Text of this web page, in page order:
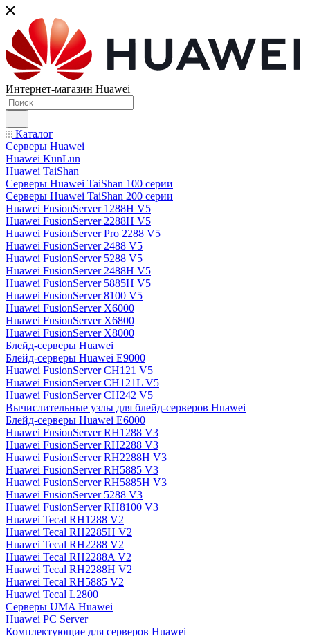
Интернет-магазин Huawei
Каталог
Серверы Huawei
Huawei KunLun
Huawei TaiShan
Серверы Huawei TaiShan 100 серии
Серверы Huawei TaiShan 200 серии
Huawei FusionServer 1288H V5
Huawei FusionServer 2288H V5
Huawei FusionServer Pro 2288 V5
Huawei FusionServer 2488 V5
Huawei FusionServer 5288 V5
Huawei FusionServer 2488H V5
Huawei FusionServer 5885H V5
Huawei FusionServer 8100 V5
Huawei FusionServer X6000
Huawei FusionServer X6800
Huawei FusionServer X8000
Блейд-серверы Huawei
Блейд-серверы Huawei E9000
Huawei FusionServer CH121 V5
Huawei FusionServer CH121L V5
Huawei FusionServer CH242 V5
Вычислительные узлы для блейд-серверов Huawei
Блейд-серверы Huawei E6000
Huawei FusionServer RH1288 V3
Huawei FusionServer RH2288 V3
Huawei FusionServer RH2288H V3
Huawei FusionServer RH5885 V3
Huawei FusionServer RH5885H V3
Huawei FusionServer 5288 V3
Huawei FusionServer RH8100 V3
Huawei Tecal RH1288 V2
Huawei Tecal RH2285H V2
Huawei Tecal RH2288 V2
Huawei Tecal RH2288A V2
Huawei Tecal RH2288H V2
Huawei Tecal RH5885 V2
Huawei Tecal L2800
Серверы UMA Huawei
Huawei PC Server
Комплектующие для серверов Huawei